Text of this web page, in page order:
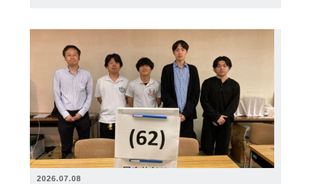
2026.07.08